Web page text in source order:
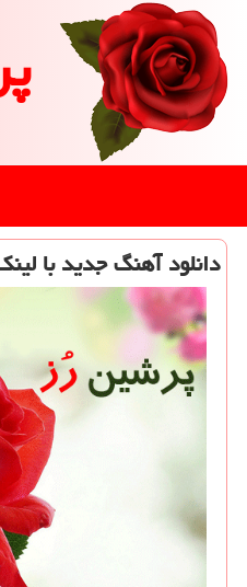
دانلود آهنگ جدید با